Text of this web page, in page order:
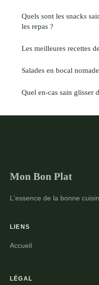
Quels sont les snacks
les repas ?
Les meilleures recettes
Salades en bocal
Quel en-cas sain glisser
Mon Bon Plat
L'essence de la bonne
LIENS
Accueil
LÉGAL